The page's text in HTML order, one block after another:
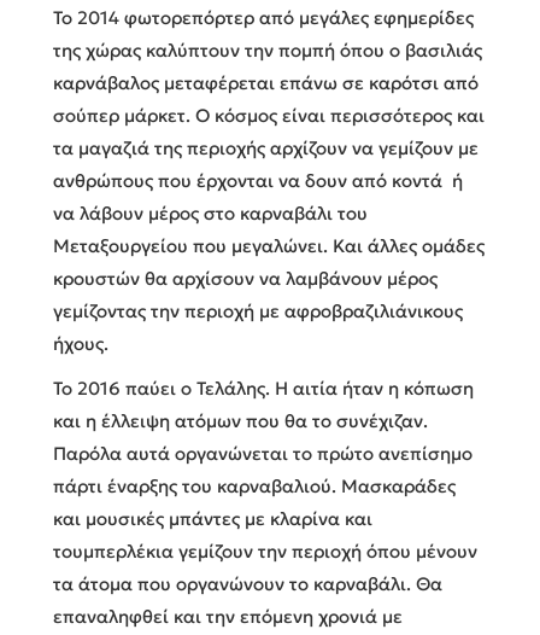
Το 2014 φωτορεπόρτερ από μεγάλες εφημερίδες
της χώρας καλύπτουν την πομπή όπου ο βασιλιάς
καρνάβαλος μεταφέρεται επάνω σε καρότσι από
σούπερ μάρκετ. Ο κόσμος είναι περισσότερος και
τα μαγαζιά της περιοχής αρχίζουν να γεμίζουν με
ανθρώπους που έρχονται να δουν από κοντά ή
να λάβουν μέρος στο καρναβάλι του
Μεταξουργείου που μεγαλώνει. Και άλλες ομάδες
κρουστών θα αρχίσουν να λαμβάνουν μέρος
γεμίζοντας την περιοχή με αφροβραζιλιάνικους
ήχους.
Το 2016 παύει ο Τελάλης. Η αιτία ήταν η κόπωση
και η έλλειψη ατόμων που θα το συνέχιζαν.
Παρόλα αυτά οργανώνεται το πρώτο ανεπίσημο
πάρτι έναρξης του καρναβαλιού. Μασκαράδες
και μουσικές μπάντες με κλαρίνα και
τουμπερλέκια γεμίζουν την περιοχή όπου μένουν
τα άτομα που οργανώνουν το καρναβάλι. Θα
επαναληφθεί και την επόμενη χρονιά με